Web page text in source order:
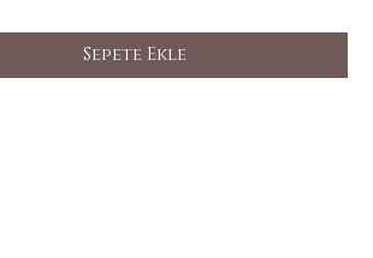
Sepete Ekle